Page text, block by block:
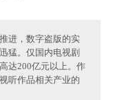
进，数字盗版的实
猛。仅国内电视剧
达200亿元以上。作
听作品相关产业的